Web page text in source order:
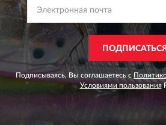
ПОДПИСАТЬСЯ
Подписываясь, Вы соглашаетесь с
Условиями пользования